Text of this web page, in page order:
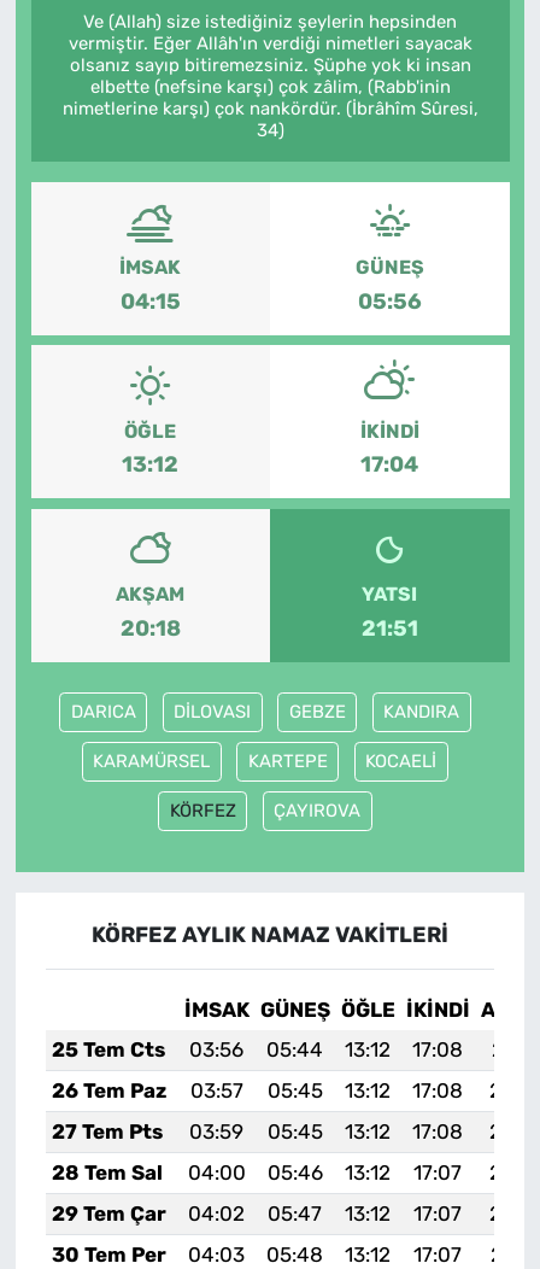
Ve (Allah) size istediğiniz şeylerin hepsinden
vermiştir. Eğer Allâh'ın verdiği nimetleri sayacak
olsanız sayıp bitiremezsiniz. Şüphe yok ki insan
elbette (nefsine karşı) çok zâlim, (Rabb'inin
nimetlerine karşı) çok nankördür. (İbrâhîm Sûresi,
34)
İMSAK
04:15
GÜNEŞ
05:56
ÖĞLE
13:12
İKINDI
17:04
AKŞAM
20:18
YATSI
21:51
DARICA DİLOVASI GEBZE KANDIRA
KARAMÜRSEL KARTEPE KOCAELİ
KÖRFEZ ÇAYIROVA
KÖRFEZ AYLIK NAMAZ VAKITLERI
İMSAK GÜNEŞ ÖĞLE İKINDI
25 Tem Cts
03:56 05:44 13:12 17:08
26 Tem Paz
03:57 05:45 13:12 17:08
27 Tem Pts
03:59 05:45 13:12 17:08
28 Tem Sal
04:00 05:46 13:12 17:07
29 Tem Çar
04:02 05:47 13:12 17:07
30 Tem Per
04:03 05:48 13:12 17:07